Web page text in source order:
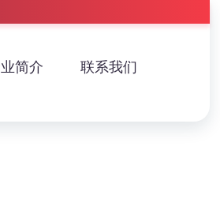
简介 联系我们